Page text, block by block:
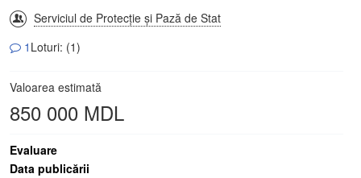
Serviciul de Protecție și Pază de Stat
1 Loturi: (1)
Valoarea estimată
850 000 MDL
Evaluare
Data publicării